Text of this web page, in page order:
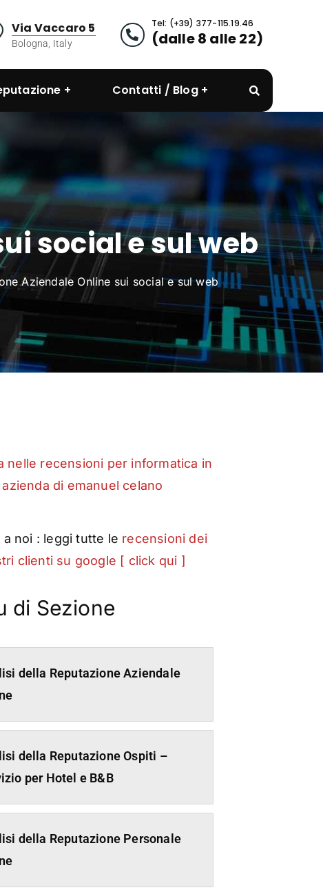
Via Vaccaro 5
Bologna, Italy
Tel: (+39) 377-115.19.46
(dalle 8 alle 22)
Contatti / Blog
social e sul web
Aziendale Online sui social e sul web
a noi : leggi tutte le recensioni dei
clienti su google [ click qui ]
di Sezione
della Reputazione Aziendale
della Reputazione Ospiti –
per Hotel e B&B
della Reputazione Personale